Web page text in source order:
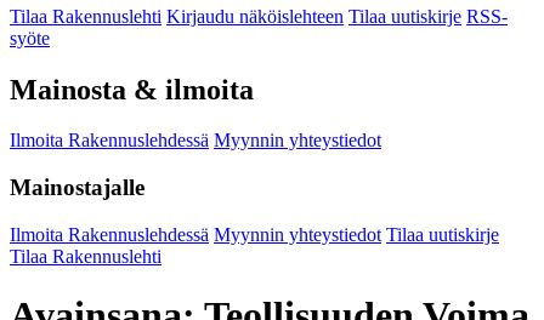
Tilaa Rakennuslehti Kirjaudu näköislehteen Tilaa uutiskirje RSS-
syöte
Mainosta & ilmoita
Ilmoita Rakennuslehdessä Myynnin yhteystiedot
Mainostajalle
Ilmoita Rakennuslehdessä Myynnin yhteystiedot Tilaa uutiskirje
Tilaa Rakennuslehti